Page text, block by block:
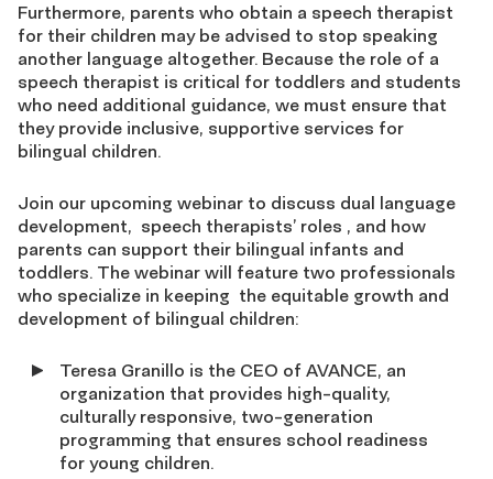
Furthermore, parents who obtain a speech therapist
for their children may be advised to stop speaking
another language altogether. Because the role of a
speech therapist is critical for toddlers and students
who need additional guidance, we must ensure that
they provide inclusive, supportive services for
bilingual children.
Join our upcoming webinar to discuss dual language
development, speech therapists’ roles , and how
parents can support their bilingual infants and
toddlers. The webinar will feature two professionals
who specialize in keeping the equitable growth and
development of bilingual children:
Teresa Granillo is the CEO of AVANCE, an
organization that provides high-quality,
culturally responsive, two-generation
programming that ensures school readiness
for young children.